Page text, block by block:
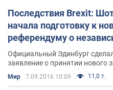
Последствия Brexit:
начала подготовку к
референдуму о
Официальный Эдинбург
заявление о принятии нового
Мир 7.09.2016 10:09 11,0 т.